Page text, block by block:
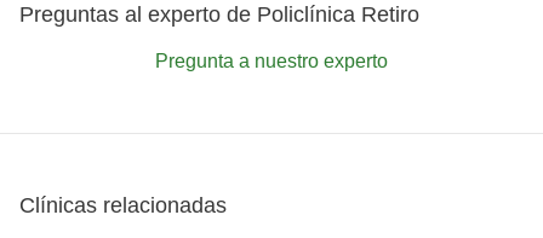
Preguntas al experto de Policlínica Retiro
Pregunta a nuestro experto
Clínicas relacionadas